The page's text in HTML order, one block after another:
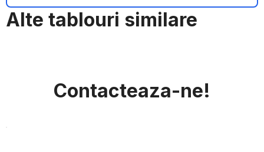
Alte tablouri similare
Contacteaza-ne!